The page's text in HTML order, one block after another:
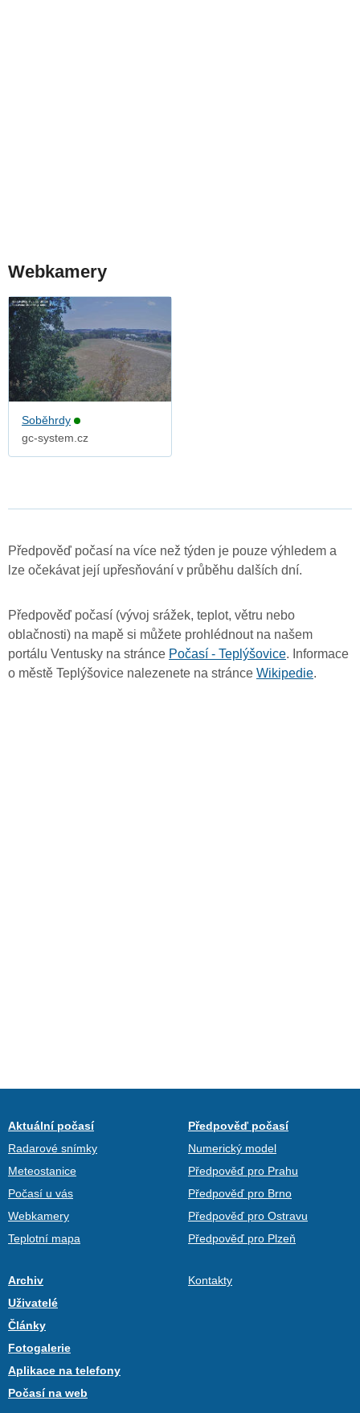
Webkamery
Soběhrdy
gc-system.cz
Předpověď počasí na více než týden je pouze výhledem a
lze očekávat její upřesňování v průběhu dalších dní.
Předpověď počasí (vývoj srážek, teplot, větru nebo
oblačnosti) na mapě si můžete prohlédnout na našem
portálu Ventusky na stránce Počasí - Teplýšovice. Informace
o městě Teplýšovice nalezenete na stránce Wikipedie.
Aktuální počasí
Radarové snímky
Meteostanice
Počasí u vás
Webkamery
Teplotní mapa
Předpověď počasí
Numerický model
Předpověď pro Prahu
Předpověď pro Brno
Předpověď pro Ostravu
Předpověď pro Plzeň
Archiv
Uživatelé
Články
Fotogalerie
Aplikace na telefony
Počasí na web
Kontakty